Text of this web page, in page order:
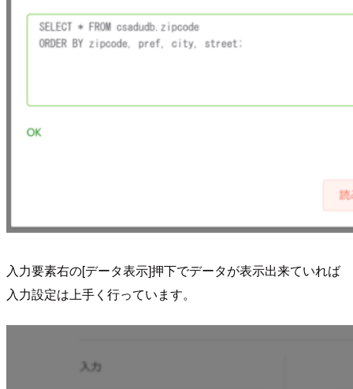
入力要素右の[データ表示]押下でデータが表示出来ていれば
入力設定は上手く行っています。